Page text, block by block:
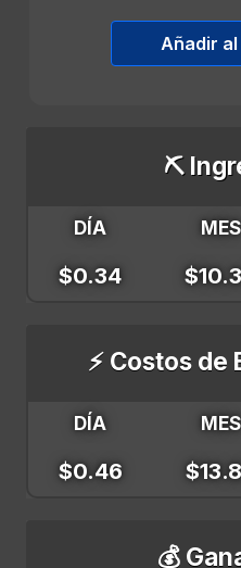
Añadir
⛏️
DÍA MES
$0.34
⚡ Costos de
DÍA MES
$0.46
💰